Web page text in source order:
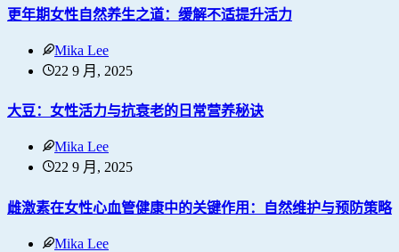
更年期女性自然养生之道：缓解不适提升活力
Mika Lee
22 9 月, 2025
大豆：女性活力与抗衰老的日常营养秘诀
Mika Lee
22 9 月, 2025
雌激素在女性心血管健康中的关键作用：自然维护与预防策略
Mika Lee